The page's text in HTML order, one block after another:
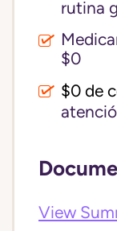
rutina
$0
$0 de
View